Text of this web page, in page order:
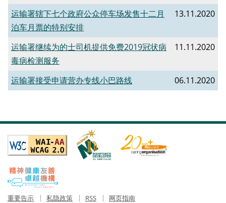
运输署辖下七个政府公众停车场发售十二月
泊车月票的特别安排
13.11.2020
运输署继续为的士司机提供免费2019冠状病
毒病检测服务
11.11.2020
运输署接受申请营办专线小巴路线 06.11.2020
重要告示 私隐政策 RSS 网页指南